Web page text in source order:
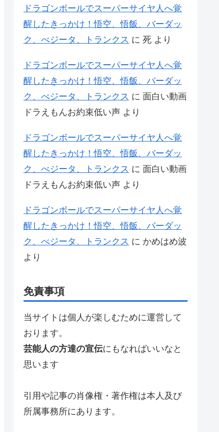
ドラゴンボールでスーパーサイヤ人へ覚
醒したきっかけ！悟空、悟飯、バーダッ
ク、べジータ、トランクス に 死 より
ドラゴンボールでスーパーサイヤ人へ覚
醒したきっかけ！悟空、悟飯、バーダッ
ク、べジータ、トランクス に 面白い動画
ドラえもんお約束低い声 より
ドラゴンボールでスーパーサイヤ人へ覚
醒したきっかけ！悟空、悟飯、バーダッ
ク、べジータ、トランクス に 面白い動画
ドラえもんお約束低い声 より
ドラゴンボールでスーパーサイヤ人へ覚
醒したきっかけ！悟空、悟飯、バーダッ
ク、べジータ、トランクス に かめはめ波
より
免責事項
当サイトは個人が楽しむために運営して
おります。
芸能人の方達の宣伝にもなればいいなと
思います
引用や記事の肖像権・著作権は本人及び
所属事務所にあります。